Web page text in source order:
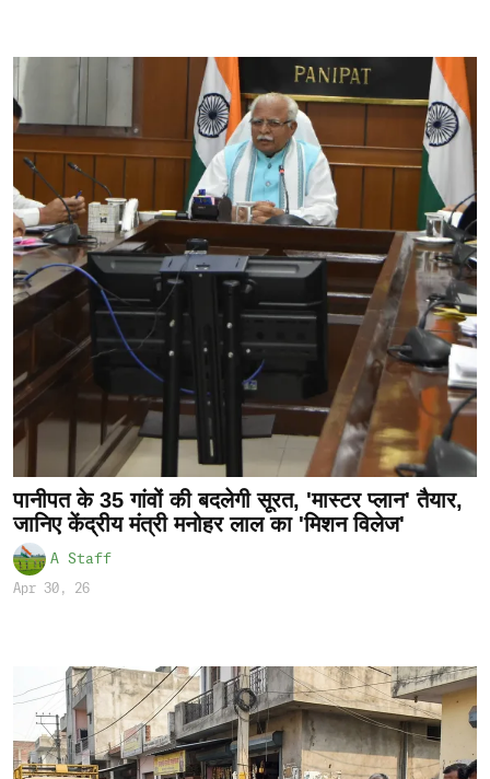
पानीपत के 35 गांवों की बदलेगी सूरत, 'मास्टर प्लान' तैयार,
जानिए केंद्रीय मंत्री मनोहर लाल का 'मिशन विलेज'
A Staff
Apr 30, 26